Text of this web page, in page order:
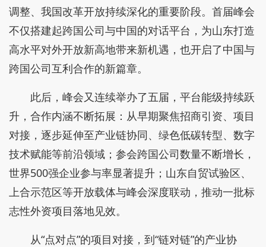
调整、我国改革开放持续深化的重要阶段。首届峰会
不仅搭建起跨国公司与中国的对话平台，为山东打造
高水平对外开放新高地带来新机遇，也开启了中国与
跨国公司互利合作的新篇章。
此后，峰会又连续举办了五届，平台能级持续跃
升，合作内涵不断拓展：从早期聚焦招商引资、项目
对接，逐步延伸至产业链协同、绿色低碳转型、数字
技术赋能等前沿领域；参会跨国公司数量不断增长，
世界500强企业参与率显著提升；山东自贸试验区、
上合示范区等开放载体与峰会深度联动，推动一批标
志性外资项目落地见效。
从“点对点”的项目对接，到“链对链”的产业协